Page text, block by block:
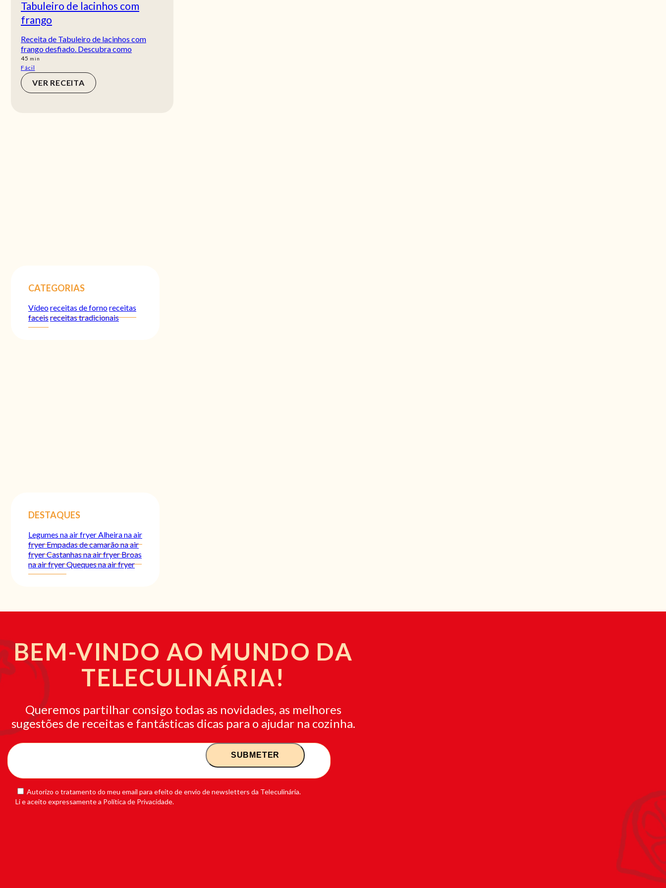
Tabuleiro de lacinhos com
frango
Receita de Tabuleiro de lacinhos com
frango desfiado. Descubra como
45 min
min
Fácil
VER RECEITA
CATEGORIAS
Vídeoreceitas de fornoreceitas
faceisreceitas tradicionais
DESTAQUES
Legumes na air fryerAlheira na air
fryerEmpadas de camarão na air
fryerCastanhas na air fryerBroas
na air fryerQueques na air fryer
BEM-VINDO AO MUNDO DA
TELECULINÁRIA!
Queremos partilhar consigo todas as novidades, as melhores
sugestões de receitas e fantásticas dicas para o ajudar na cozinha.
Autorizo o tratamento do meu email para efeito de envio de newsletters da Teleculinária.
Li e aceito expressamente a Política de Privacidade.